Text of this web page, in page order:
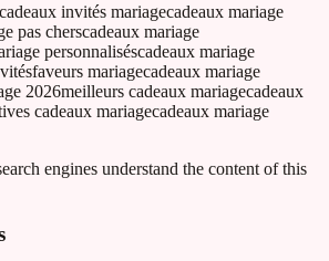
cadeaux invités mariagecadeaux mariage
pas cherscadeaux mariage
personnaliséscadeaux mariage
faveurs mariagecadeaux mariage
2026meilleurs cadeaux mariagecadeaux
cadeaux mariagecadeaux mariage
engines understand the content of this